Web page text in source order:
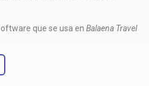
que se usa en Balaena Travel